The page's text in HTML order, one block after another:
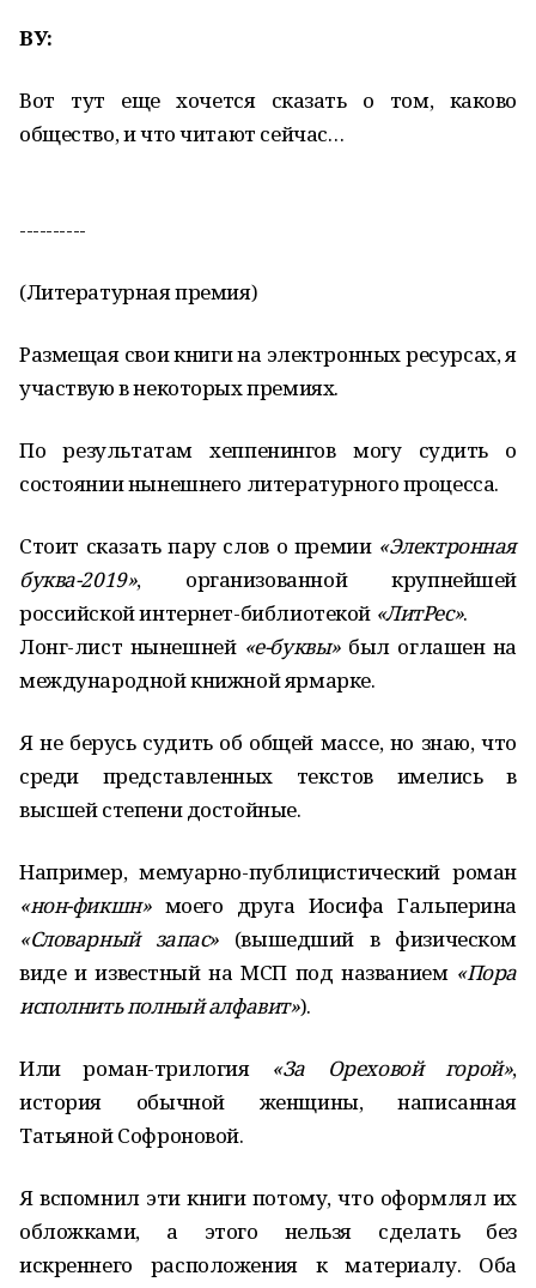
ВУ:
Вот тут еще хочется сказать о том, каково
общество, и что читают сейчас…
----------
(Литературная премия)
Размещая свои книги на электронных ресурсах, я
участвую в некоторых премиях.
По результатам хеппенингов могу судить о
состоянии нынешнего литературного процесса.
Стоит сказать пару слов о премии «Электронная
буква-2019», организованной крупнейшей
российской интернет-библиотекой «ЛитРес».
Лонг-лист нынешней «е-буквы»был оглашен на
международной книжной ярмарке.
Я не берусь судить об общей массе, но знаю, что
среди представленных текстов имелись в
высшей степени достойные.
Например, мемуарно-публицистический роман
«нон-фикшн»моего друга Иосифа Гальперина
«Словарный запас» (вышедший в физическом
виде и известный на МСП под названием «Пора
исполнить полный алфавит»).
Или роман-трилогия «За Ореховой горой»,
история обычной женщины, написанная
Татьяной Софроновой.
Я вспомнил эти книги потому, что оформлял их
обложками, а этого нельзя сделать без
искреннего расположения к материалу. Оба